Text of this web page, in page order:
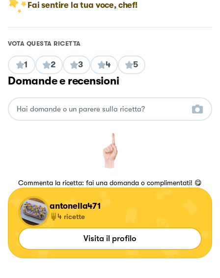
Fai sentire la tua voce, chef!
VOTA QUESTA RICETTA
1 2 3 4 5
Domande e recensioni
Commenta la ricetta: fai una domanda o complimentati! 😋
antonella471
4 ricette
Visita il profilo